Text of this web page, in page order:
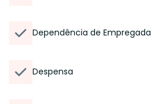
Dependência de Empregada
Despensa